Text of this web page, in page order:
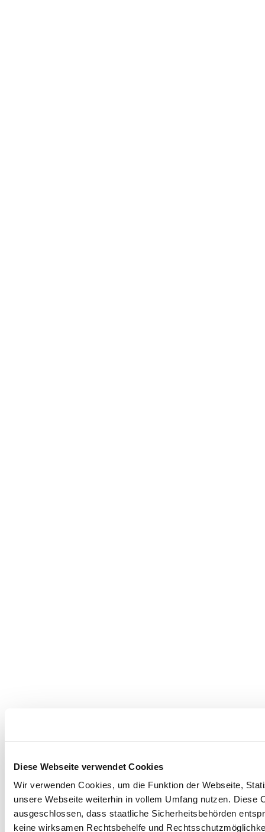
Diese Webseite verwendet Cookies
Wir verwenden Cookies, um die Funktion der Webseite,
unsere Webseite weiterhin in vollem Umfang nutzen.
ausgeschlossen, dass staatliche Sicherheitsbehörden
keine wirksamen Rechtsbehelfe und
Umgebung erkunden
Ausflugsziele, Hotels, Touren und mehr